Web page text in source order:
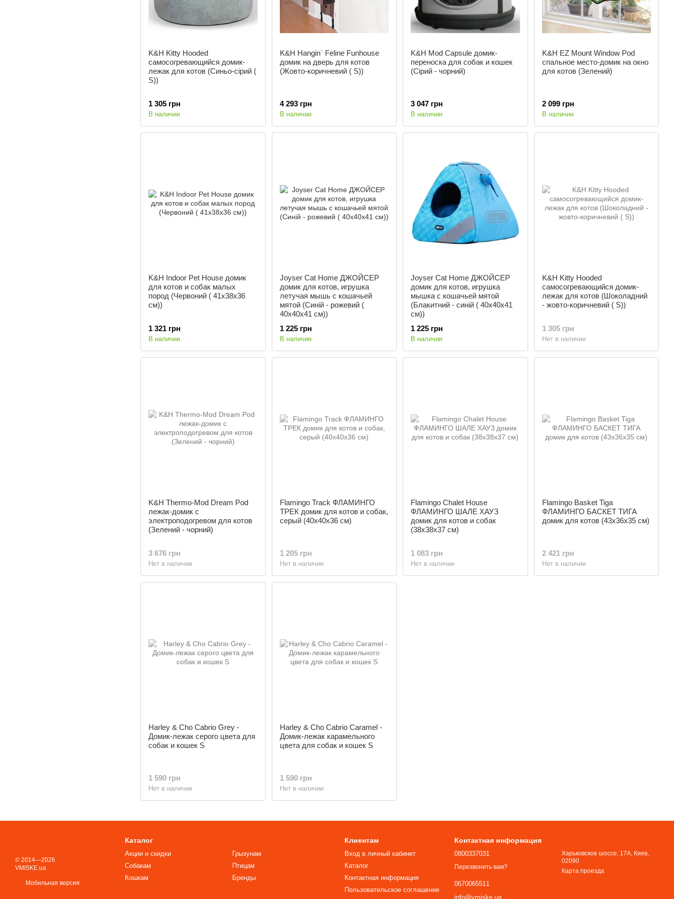
K&H Kitty Hooded
самосогревающийся домик-
лежак для котов (Cиньо-сірий (
S))
1 305 грн
В наличии
K&H Hangin` Feline Funhouse
домик на дверь для котов
(Жовто-коричневий ( S))
4 293 грн
В наличии
K&H Mod Capsule домик-
переноска для собак и кошек
(Cірий - чорний)
3 047 грн
В наличии
K&H EZ Mount Window Pod
спальное место-домик на окно
для котов (Зелений)
2 099 грн
В наличии
K&H Indoor Pet House домик
для котов и собак малых
пород (Червоний ( 41x38х36
см))
1 321 грн
В наличии
Joyser Cat Home ДЖОЙСЕР
домик для котов, игрушка
летучая мышь с кошачьей
мятой (Синій - рожевий (
40х40х41 см))
1 225 грн
В наличии
Joyser Cat Home ДЖОЙСЕР
домик для котов, игрушка
мышка с кошачьей мятой
(Блакитний - синій ( 40х40х41
см))
1 225 грн
В наличии
K&H Kitty Hooded
самосогревающийся домик-
лежак для котов (Шоколадний
- жовто-коричневий ( S))
1 305 грн
Нет в наличии
K&H Thermo-Mod Dream Pod
лежак-домик с
электроподогревом для котов
(Зелений - чорний)
3 676 грн
Нет в наличии
Flamingo Track ФЛАМИНГО
ТРЕК домик для котов и собак,
серый (40х40х36 см)
1 205 грн
Нет в наличии
Flamingo Chalet House
ФЛАМИНГО ШАЛЕ ХАУЗ
домик для котов и собак
(38х38х37 см)
1 083 грн
Нет в наличии
Flamingo Basket Tiga
ФЛАМИНГО БАСКЕТ ТИГА
домик для котов (43х36х35 см)
2 421 грн
Нет в наличии
Harley & Cho Cabrio Grey -
Домик-лежак серого цвета для
собак и кошек S
1 590 грн
Нет в наличии
Harley & Cho Cabrio Caramel -
Домик-лежак карамельного
цвета для собак и кошек S
1 590 грн
Нет в наличии
© 2014—2026
VMISKE.ua
Мобильная версия
Каталог
Акции и скидки
Собакам
Кошкам
Грызунам
Птицам
Бренды
Клиентам
Вход в личный кабинет
Каталог
Контактная информация
Пользовательское соглашение
Контактная информация
0800337031
Перезвонить вам?
0670065511
info@vmiske.ua
Харьковское шоссе, 17А, Киев,
02090
Карта проезда